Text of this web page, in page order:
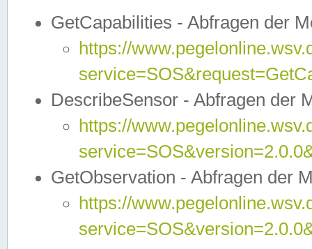
GetCapabilities - Abfragen der
https://
DescribeSensor - Abfragen der
https://
GetObservation - Abfragen der
https://